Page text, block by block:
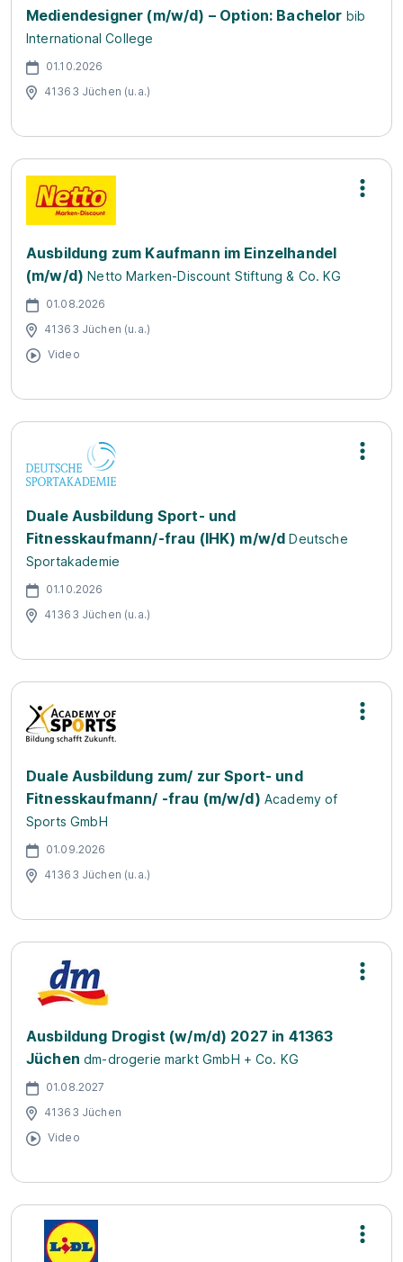
Mediendesigner (m/w/d) – Option: Bachelor bib
International College
01.10.2026
41363 Jüchen (u.a.)
Ausbildung zum Kaufmann im Einzelhandel
(m/w/d) Netto Marken-Discount Stiftung & Co. KG
01.08.2026
41363 Jüchen (u.a.)
Video
Duale Ausbildung Sport- und
Fitnesskaufmann/-frau (IHK) m/w/d Deutsche
Sportakademie
01.10.2026
41363 Jüchen (u.a.)
Duale Ausbildung zum/ zur Sport- und
Fitnesskaufmann/ -frau (m/w/d) Academy of
Sports GmbH
01.09.2026
41363 Jüchen (u.a.)
Ausbildung Drogist (w/m/d) 2027 in 41363
Jüchen dm-drogerie markt GmbH + Co. KG
01.08.2027
41363 Jüchen
Video